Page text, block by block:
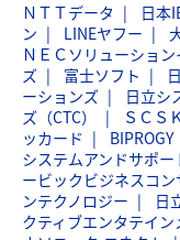
ＮＴＴデータ 日本
ン
LINEヤフー
ＮＥＣソリューショ
ズ
富士ソフト
ーションズ
日立シ
ズ（CTC）
ＳＣＳ
ッカード
BIPROGY
システムアンドサポー
ービックビジネスコン
ンテクノロジー
日
クティブエンタテイン